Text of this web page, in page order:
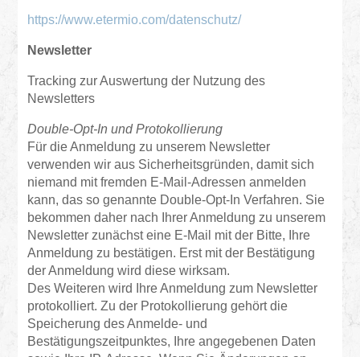
https://www.etermio.com/datenschutz/
Newsletter
Tracking zur Auswertung der Nutzung des
Newsletters
Double-Opt-In und Protokollierung
Für die Anmeldung zu unserem Newsletter
verwenden wir aus Sicherheitsgründen, damit sich
niemand mit fremden E-Mail-Adressen anmelden
kann, das so genannte Double-Opt-In Verfahren. Sie
bekommen daher nach Ihrer Anmeldung zu unserem
Newsletter zunächst eine E-Mail mit der Bitte, Ihre
Anmeldung zu bestätigen. Erst mit der Bestätigung
der Anmeldung wird diese wirksam.
Des Weiteren wird Ihre Anmeldung zum Newsletter
protokolliert. Zu der Protokollierung gehört die
Speicherung des Anmelde- und
Bestätigungszeitpunktes, Ihre angegebenen Daten